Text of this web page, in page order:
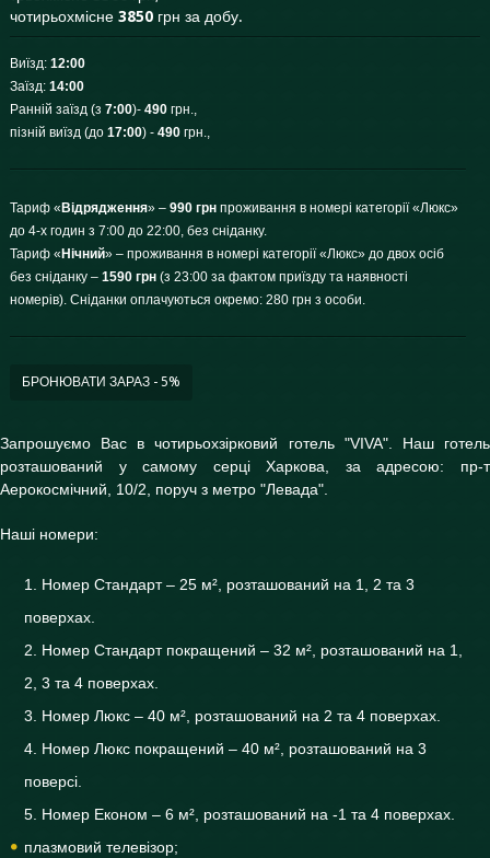
чотирьохмісне 3850 грн за добу.
Виїзд: 12:00
Заїзд: 14:00
Ранній заїзд (з 7:00)- 490 грн.,
пізній виїзд (до 17:00) - 490 грн.,
Тариф « Відрядження» – 990 грн проживання в номері категорії «Люкс»
до 4-х годин з 7:00 до 22:00, без сніданку.
Тариф « Нічний» – проживання в номері категорії «Люкс» до двох осіб
без сніданку – 1590 грн (з 23:00 за фактом приїзду та наявності
номерів). Сніданки оплачуються окремо: 280 грн з особи.
БРОНЮВАТИ ЗАРАЗ - 5%
Запрошуємо Вас в чотирьохзірковий готель "VIVA". Наш готель
розташований у самому серці Харкова, за адресою: пр-т
Аерокосмічний, 10/2, поруч з метро "Левада".
Наші номери:
Номер Стандарт – 25 м², розташований на 1, 2 та 3
поверхах.
Номер Стандарт покращений – 32 м², розташований на 1,
2, 3 та 4 поверхах.
Номер Люкс – 40 м², розташований на 2 та 4 поверхах.
Номер Люкс покращений – 40 м², розташований на 3
поверсі.
Номер Економ – 6 м², розташований на -1 та 4 поверхах.
плазмовий телевізор;